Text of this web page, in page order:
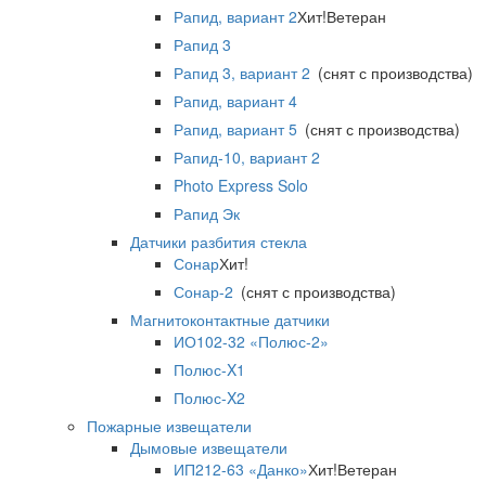
Рапид, вариант 2Хит!Ветеран
Рапид 3
Рапид 3, вариант 2 (снят с производства)
Рапид, вариант 4
Рапид, вариант 5 (снят с производства)
Рапид-10, вариант 2
Photo Express Solo
Рапид Эк
Датчики разбития стекла
СонарХит!
Сонар-2 (снят с производства)
Магнитоконтактные датчики
ИО102-32 «Полюс-2»
Полюс-X1
Полюс-X2
Пожарные извещатели
Дымовые извещатели
ИП212-63 «Данко»Хит!Ветеран